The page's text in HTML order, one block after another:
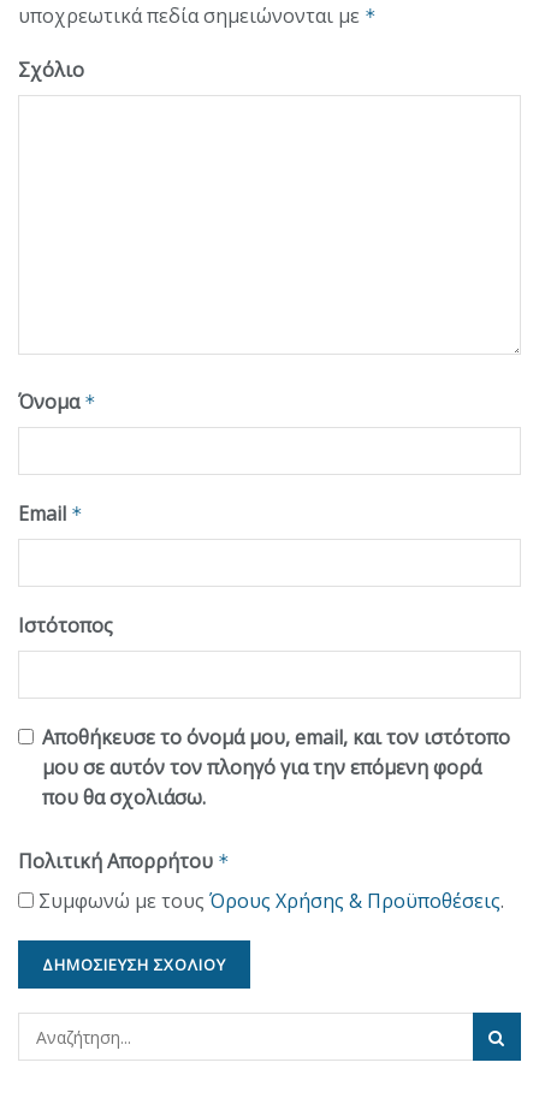
υποχρεωτικά πεδία σημειώνονται με *
Σχόλιο
Όνομα *
Email *
Ιστότοπος
Αποθήκευσε το όνομά μου, email, και τον ιστότοπο
μου σε αυτόν τον πλοηγό για την επόμενη φορά
που θα σχολιάσω.
Πολιτική Απορρήτου *
Συμφωνώ με τους Όρους Χρήσης & Προϋποθέσεις.